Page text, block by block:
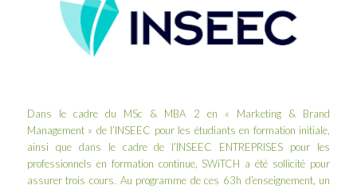
Dans le cadre du MSc & MBA 2 en « Marketing & Brand
Management » de l’INSEEC pour les étudiants en formation initiale,
ainsi que dans le cadre de l’INSEEC ENTREPRISES pour les
professionnels en formation continue, SWiTCH a été sollicité pour
assurer trois cours. Au programme de ces 63h d’enseignement, un